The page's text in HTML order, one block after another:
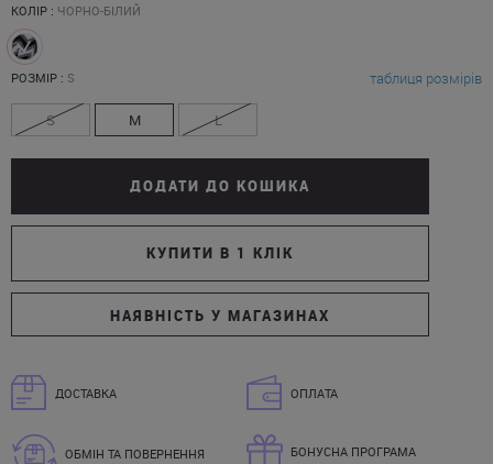
КОЛІР : ЧОРНО-БІЛИЙ
РОЗМІР : S таблиця розмірів
S M L
ДОДАТИ ДО КОШИКА
КУПИТИ В 1 КЛІК
НАЯВНІСТЬ У МАГАЗИНАХ
ДОСТАВКА ОПЛАТА
ОБМІН ТА ПОВЕРНЕННЯ БОНУСНА ПРОГРАМА